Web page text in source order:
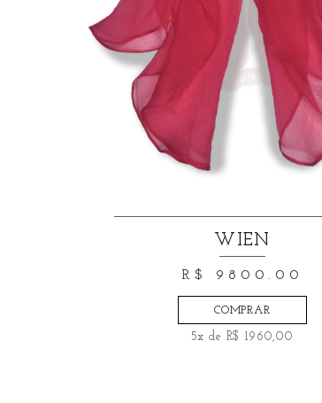
WIEN
R$ 9800.00
COMPRAR
5x de R$ 1960,00